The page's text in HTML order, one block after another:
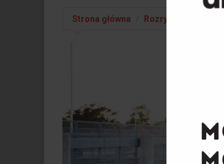
Strona główna Rozrywka